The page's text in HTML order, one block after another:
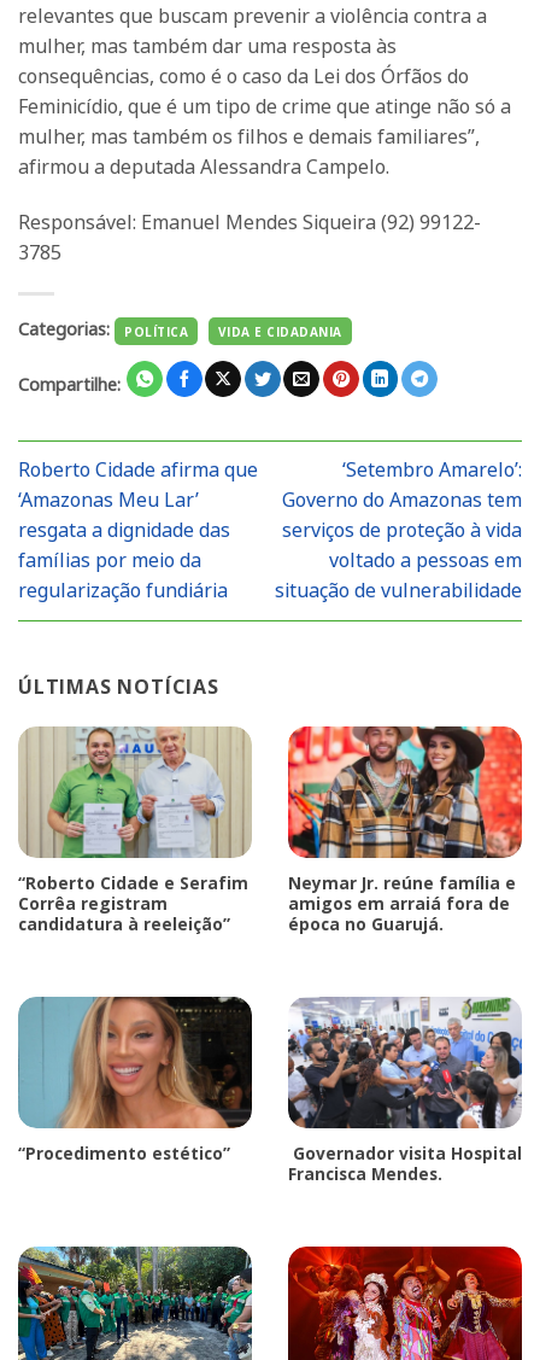
relevantes que buscam prevenir a violência contra a
mulher, mas também dar uma resposta às
consequências, como é o caso da Lei dos Órfãos do
Feminicídio, que é um tipo de crime que atinge não só a
mulher, mas também os filhos e demais familiares”,
afirmou a deputada Alessandra Campelo.
Responsável: Emanuel Mendes Siqueira (92) 99122-
3785
Categorias: POLÍTICA VIDA E CIDADANIA
Compartilhe:
Roberto Cidade afirma que
‘Amazonas Meu Lar’
resgata a dignidade das
famílias por meio da
regularização fundiária
‘Setembro Amarelo’:
Governo do Amazonas tem
serviços de proteção à vida
voltado a pessoas em
situação de vulnerabilidade
ÚLTIMAS NOTÍCIAS
“Roberto Cidade e Serafim
Corrêa registram
candidatura à reeleição”
Neymar Jr. reúne família e
amigos em arraiá fora de
época no Guarujá.
“Procedimento estético”
Governador visita Hospital
Francisca Mendes.